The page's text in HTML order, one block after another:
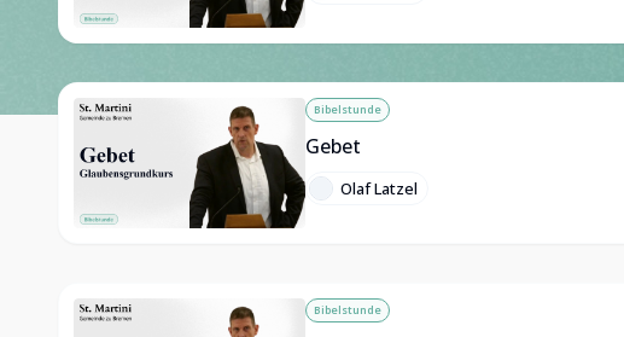
Bibelstunde
Gebet
Olaf Latzel
Bibelstunde